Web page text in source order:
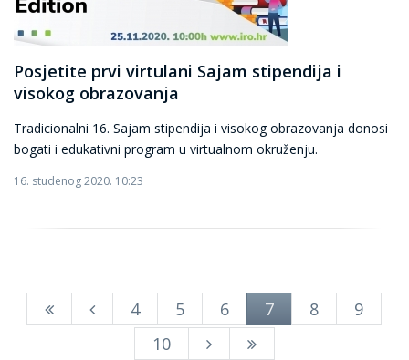
Posjetite prvi virtulani Sajam stipendija i
visokog obrazovanja
Tradicionalni 16. Sajam stipendija i visokog obrazovanja donosi
bogati i edukativni program u virtualnom okruženju.
16. studenog 2020. 10:23
4 5 6 7 8
9
10